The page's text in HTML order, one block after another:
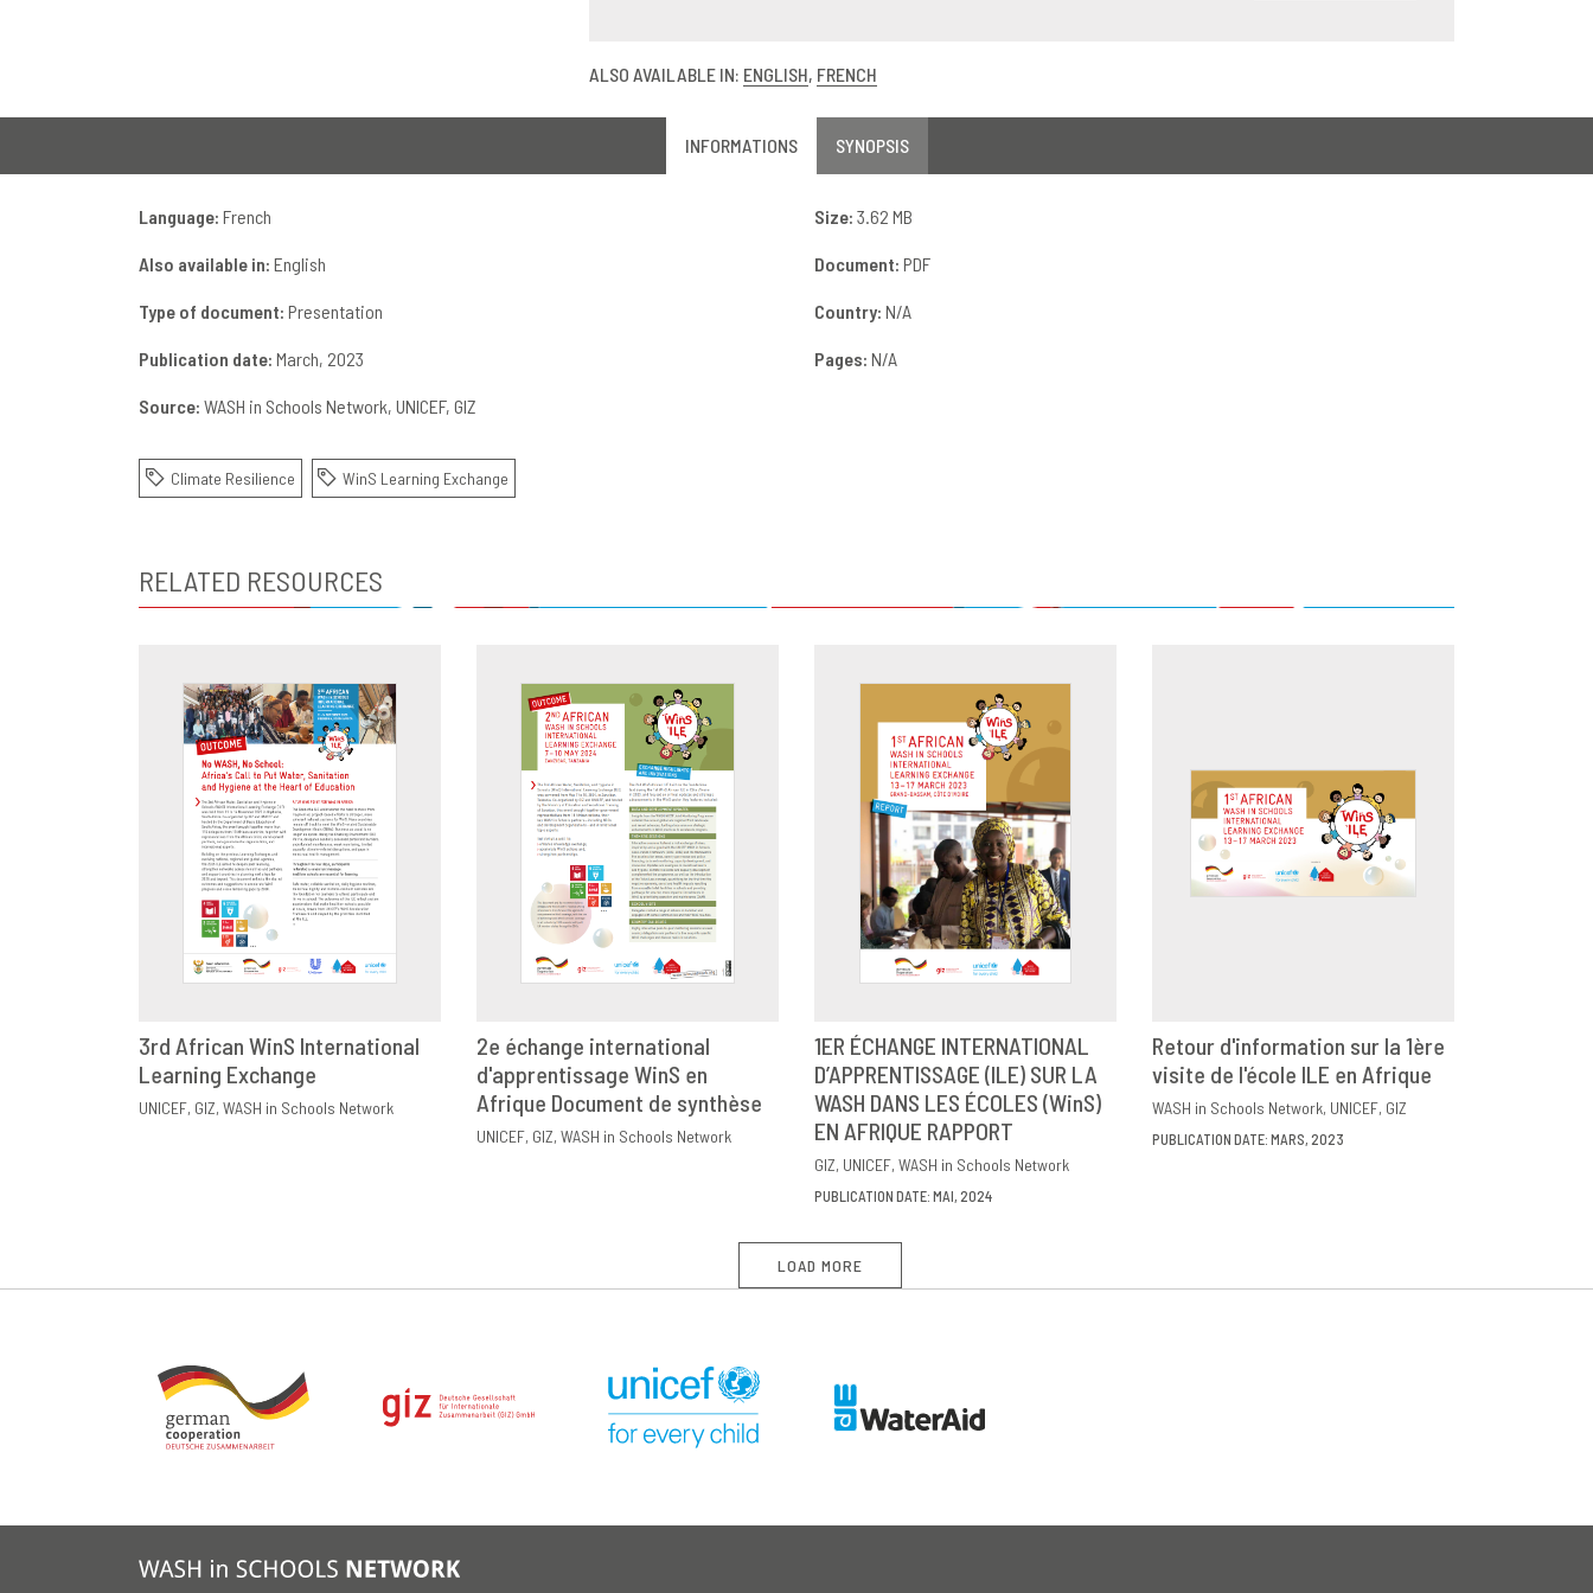
ALSO AVAILABLE IN: ENGLISH, FRENCH
INFORMATIONS SYNOPSIS
Language: French
Also available in: English
Type of document: Presentation
Publication date: March, 2023
Source: WASH in Schools Network UNICEF GIZ
Size: 3.62 MB
Document: PDF
Country: N/A
Pages: N/A
Climate Resilience WinS Learning Exchange
RELATED RESOURCES
DOWNLOAD
3rd African WinS International
Learning Exchange
UNICEF GIZ WASH in Schools Network
DOWNLOAD PARTAGER
2e échange international
d'apprentissage WinS en
Afrique Document de synthèse
UNICEF GIZ WASH in Schools Network
DOWNLOAD PARTAGER
1ER ÉCHANGE INTERNATIONAL
D’APPRENTISSAGE (ILE) SUR LA
WASH DANS LES ÉCOLES (WinS)
EN AFRIQUE RAPPORT
GIZ UNICEF WASH in Schools Network
PUBLICATION DATE: MAI, 2024
DOWNLOAD PARTAGER
Retour d'information sur la 1ère
visite de l'école ILE en Afrique
WASH in Schools Network UNICEF GIZ
PUBLICATION DATE: MARS, 2023
LOAD MORE